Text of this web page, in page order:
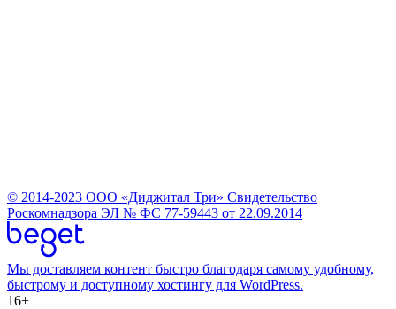
© 2014-2023 ООО «Диджитал Три» Свидетельство
Роскомнадзора ЭЛ № ФС 77-59443 от 22.09.2014
Мы доставляем контент быстро благодаря самому удобному,
быстрому и доступному хостингу для WordPress.
16+